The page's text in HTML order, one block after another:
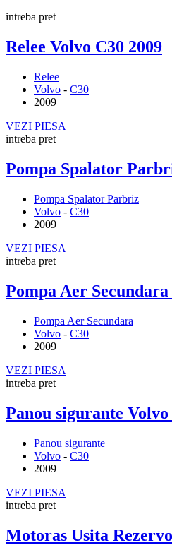
intreba pret
Relee Volvo C30 2009
Relee
Volvo - C30
2009
VEZI PIESA
intreba pret
Pompa Spalator
Pompa Spalator Parbriz
Volvo - C30
2009
VEZI PIESA
intreba pret
Pompa Aer
Pompa Aer Secundara
Volvo - C30
2009
VEZI PIESA
intreba pret
Panou sigurante Volvo
Panou sigurante
Volvo - C30
2009
VEZI PIESA
intreba pret
Motoras Usita